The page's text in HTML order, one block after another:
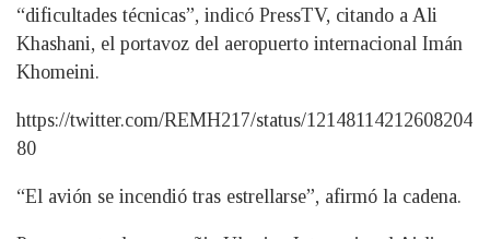
“dificultades técnicas”, indicó PressTV, citando a Ali
Khashani, el portavoz del aeropuerto internacional Imán
Khomeini.
https://twitter.com/REMH217/status/12148114212608204
80
“El avión se incendió tras estrellarse”, afirmó la cadena.